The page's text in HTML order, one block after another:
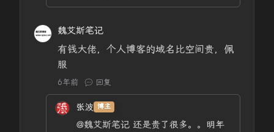
魏艾斯笔记
有钱大佬，个人博客的域名比空间贵，佩
服
6年前 回复
张波 博主
@魏艾斯笔记 还是贵了很多。。明年